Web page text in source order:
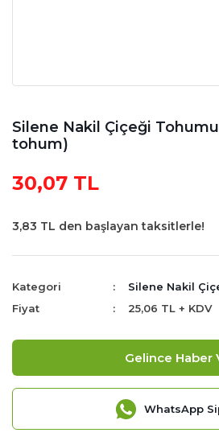
Silene Nakil Çiçeği
tohum)
30,07 TL
3,83 TL den başlayan taksitlerle!
Kategori
Silene Nakil
Fiyat
25,06 TL + KDV
Gelince Haber
WhatsApp